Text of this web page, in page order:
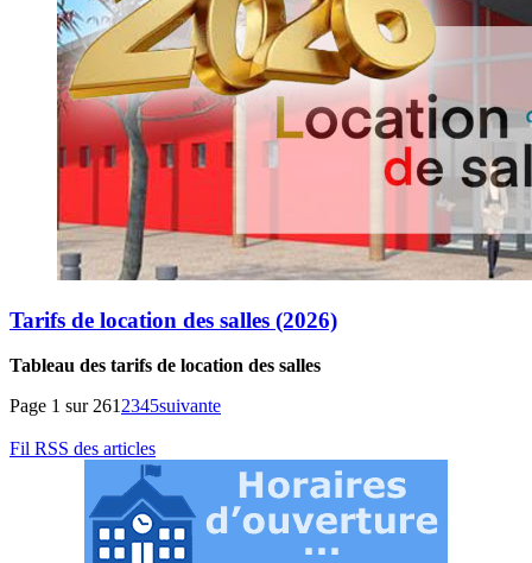
Tarifs de location des salles (2026)
Tableau des tarifs de location des salles
Page 1 sur 261 2345suivante
Fil RSS des articles